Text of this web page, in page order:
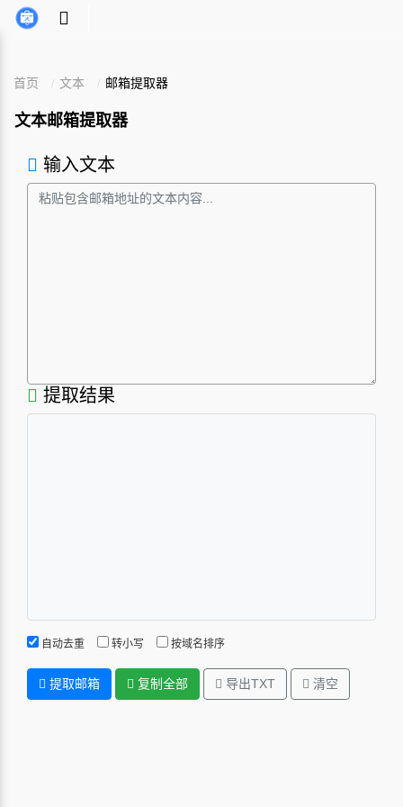
首页 文本 邮箱提取器
文本邮箱提取器
输入文本
提取结果
自动去重 转小写 按域名排序
提取邮箱 复制全部 导出TXT 清空